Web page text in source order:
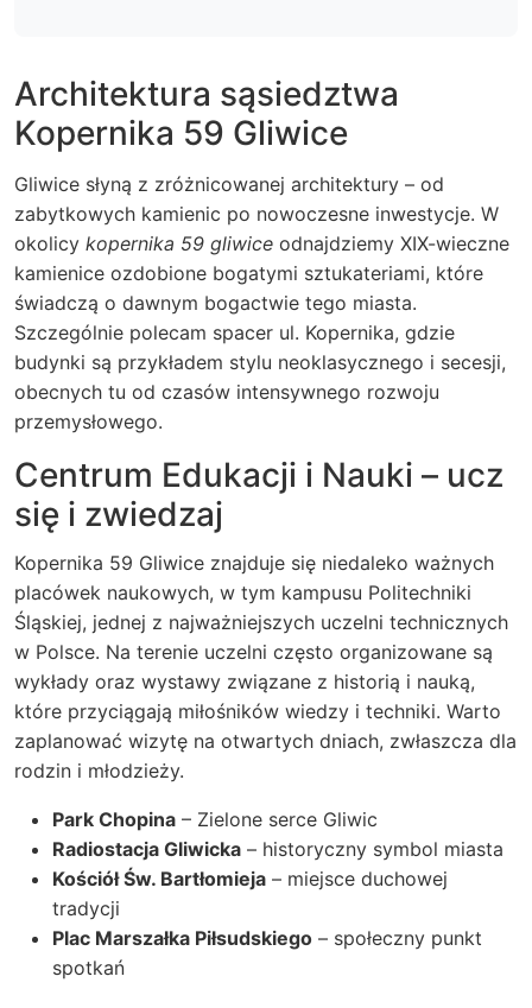
Architektura sąsiedztwa
Kopernika 59 Gliwice
Gliwice słyną z zróżnicowanej architektury – od
zabytkowych kamienic po nowoczesne inwestycje. W
okolicy kopernika 59 gliwice odnajdziemy XIX-wieczne
kamienice ozdobione bogatymi sztukateriami, które
świadczą o dawnym bogactwie tego miasta.
Szczególnie polecam spacer ul. Kopernika, gdzie
budynki są przykładem stylu neoklasycznego i secesji,
obecnych tu od czasów intensywnego rozwoju
przemysłowego.
Centrum Edukacji i Nauki – ucz
się i zwiedzaj
Kopernika 59 Gliwice znajduje się niedaleko ważnych
placówek naukowych, w tym kampusu Politechniki
Śląskiej, jednej z najważniejszych uczelni technicznych
w Polsce. Na terenie uczelni często organizowane są
wykłady oraz wystawy związane z historią i nauką,
które przyciągają miłośników wiedzy i techniki. Warto
zaplanować wizytę na otwartych dniach, zwłaszcza dla
rodzin i młodzieży.
Park Chopina – Zielone serce Gliwic
Radiostacja Gliwicka – historyczny symbol miasta
Kościół Św. Bartłomieja – miejsce duchowej
tradycji
Plac Marszałka Piłsudskiego – społeczny punkt
spotkań